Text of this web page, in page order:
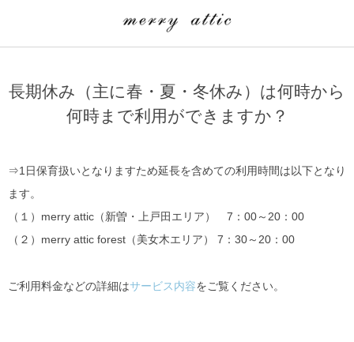
長期休み（主に春・夏・冬休み）は何時から
何時まで利用ができますか？
⇒1日保育扱いとなりますため延長を含めての利用時間は以下となり
ます。
（１）merry attic（新曽・上戸田エリア） 7：00～20：00
（２）merry attic forest（美女木エリア） 7：30～20：00
ご利用料金などの詳細はサービス内容をご覧ください。
埼玉県
merry attic ミュージッククラス